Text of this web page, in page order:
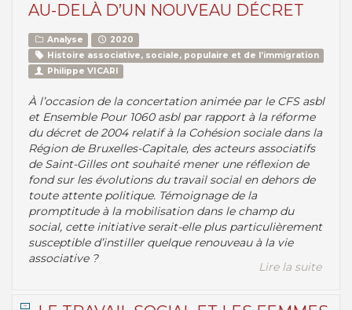
AU-DELÀ D’UN NOUVEAU DÉCRET
Analyse
2020
Histoire associative, sociale, populaire et de l’immigration
Philippe VICARI
À l’occasion de la concertation animée par le CFS asbl
et Ensemble Pour 1060 asbl par rapport à la réforme
du décret de 2004 relatif à la Cohésion sociale dans la
Région de Bruxelles-Capitale, des acteurs associatifs
de Saint-Gilles ont souhaité mener une réflexion de
fond sur les évolutions du travail social en dehors de
toute attente politique. Témoignage de la
promptitude à la mobilisation dans le champ du
social, cette initiative serait-elle plus particulièrement
susceptible d’instiller quelque renouveau à la vie
associative ?
Lire la suite